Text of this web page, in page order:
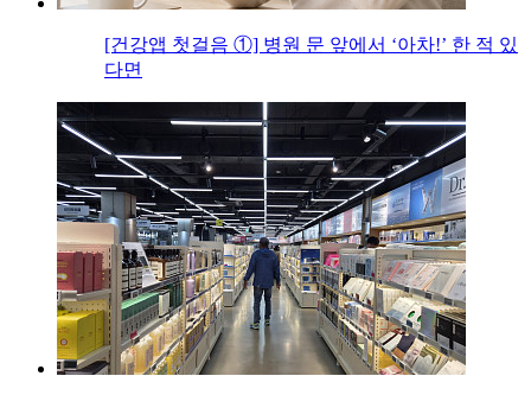
[건강앱 첫걸음 ①] 병원 문 앞에서 ‘아차!’ 한 적 있
다면